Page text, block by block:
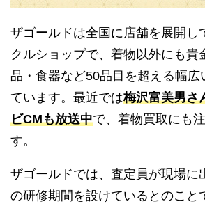
ザゴールドは全国に店舗を展開し
クルショップで、着物以外にも貴
品・食器など50品目を超える幅広
ています。最近では梅沢富美男さ
ビCMも放送中で、着物買取にも
す。
ザゴールドでは、査定員が現場に
の研修期間を設けているとのこと